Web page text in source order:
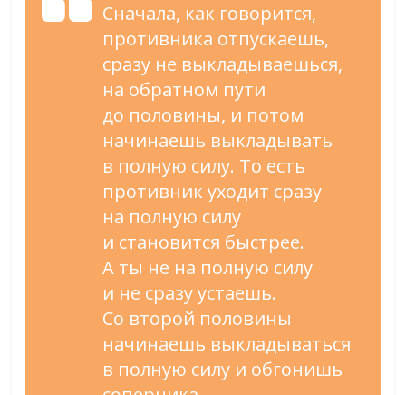
Сначала, как говорится,
противника отпускаешь,
сразу не выкладываешься,
на обратном пути
до половины, и потом
начинаешь выкладывать
в полную силу. То есть
противник уходит сразу
на полную силу
и становится быстрее.
А ты не на полную силу
и не сразу устаешь.
Со второй половины
начинаешь выкладываться
в полную силу и обгонишь